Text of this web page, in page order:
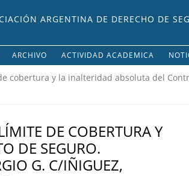
ARGENTINA DE DERECHO DE
ARCHIVO ACTIVIDAD ACADEMICA
cobertura y la inalteridad absoluta del
DE COBERTURA Y
DE SEGURO.
G. C/IÑIGUEZ,